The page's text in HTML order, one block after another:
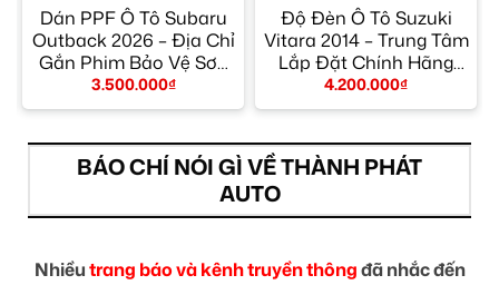
Dán PPF Ô Tô Subaru
Outback 2026 – Địa Chỉ
Gắn Phim Bảo Vệ Sơn
Uy Tín TPHCM
3.500.000₫
Độ Đèn Ô Tô Suzuki
Vitara 2014 – Trung Tâm
Lắp Đặt Chính Hãng
TPHCM
4.200.000₫
BÁO CHÍ NÓI GÌ VỀ THÀNH PHÁT
AUTO
Nhiềutrang báo và kênh truyền thôngđã nhắc đến